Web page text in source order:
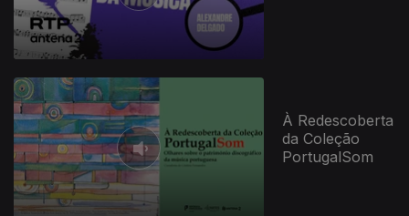
À Redescoberta
da Coleção
PortugalSom